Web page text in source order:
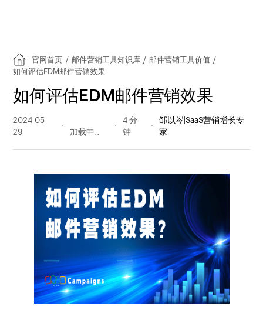
官网首页 / 邮件营销工具知识库 / 邮件营销工具价值 /
如何评估EDM邮件营销效果
如何评估EDM邮件营销效果
2024-05-
29
量
4 分
钟
邹以岑|SaaS营销增长专
家